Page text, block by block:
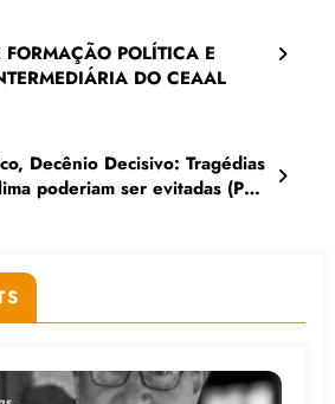
FORMAÇÃO POLÍTICA E
DO CEAAL
Decênio Decisivo: Tragédias
poderiam ser evitadas (Por